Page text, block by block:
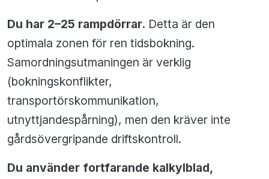
Du har 2–25 rampdörrar. Detta är den
optimala zonen för ren tidsbokning.
Samordningsutmaningen är verklig
(bokningskonflikter,
transportörskommunikation,
utnyttjandespårning), men den kräver inte
gårdsövergripande driftskontroll.
Du använder fortfarande kalkylblad,